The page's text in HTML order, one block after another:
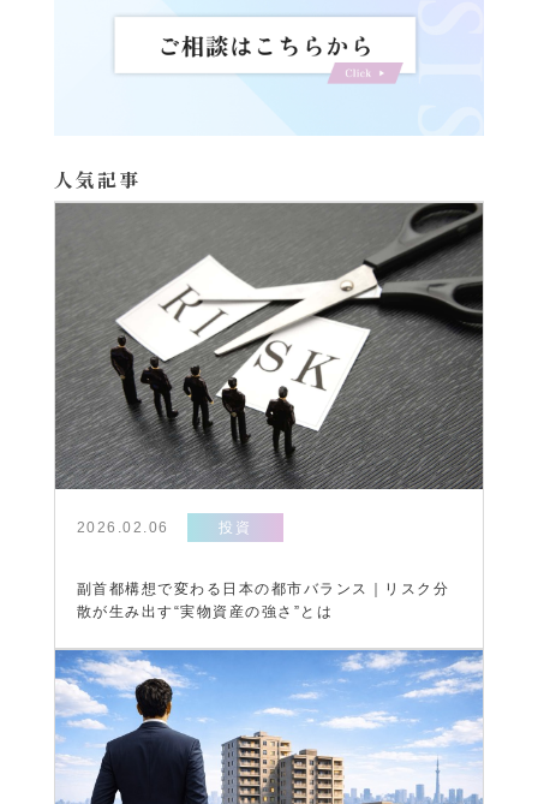
人気記事
2026.02.06 投資
副首都構想で変わる日本の都市バランス｜リスク分
散が生み出す“実物資産の強さ”とは